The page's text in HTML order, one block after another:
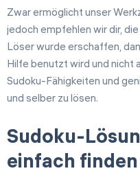
Zwar ermöglicht unser
jedoch empfehlen wir dir,
Löser wurde erschaffen,
Hilfe benutzt wird und nicht
Sudoku-Fähigkeiten und
und selber zu lösen.
Sudoku-
einfach finden